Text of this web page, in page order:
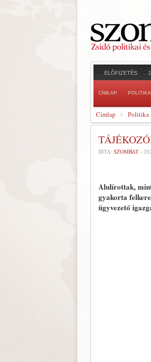
ELŐFIZETÉS
CÍMLAP POLITIKA
Címlap Politika
ÍRTA: SZOMBAT -
Alulírottak,
gyakorta
ügyvezető